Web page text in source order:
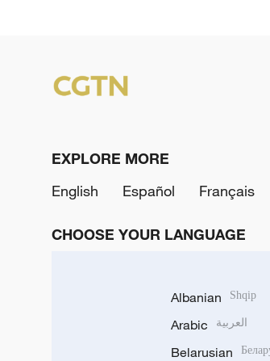
EXPLORE MORE
English
Español Français
CHOOSE YOUR LANGUAGE
Albanian Shqip
Arabic العربية
Belarusian